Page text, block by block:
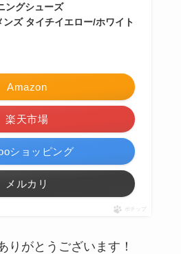
ングシューズ
ズ タイチイエロー/ホワイト
Amazon
楽天市場
ショッピング
メルカリ
ポチップ
りがとうございます！